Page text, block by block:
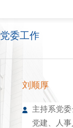
党委工作
刘顺厚
主持系党
党建、人